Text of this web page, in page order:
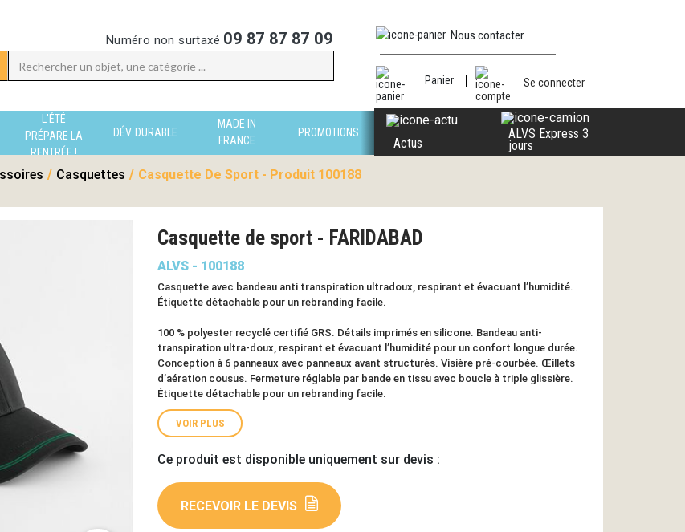
Numéro non surtaxé 09 87 87 87 09 Nous contacter
Panier Se connecter
L'ÉTÉ
PRÉPARE LA
RENTRÉE !
DÉV. DURABLE
MADE IN
FRANCE
PROMOTIONS
Actus
ALVS Express 3
jours
/ Casquettes / Casquette De Sport - Produit 100188
Casquette de sport - FARIDABAD
ALVS - 100188
Casquette avec bandeau anti transpiration ultradoux, respirant et évacuant l’humidité.
Étiquette détachable pour un rebranding facile.
100 % polyester recyclé certifié GRS. Détails imprimés en silicone. Bandeau anti-
transpiration ultra-doux, respirant et évacuant l’humidité pour un confort longue durée.
Conception à 6 panneaux avec panneaux avant structurés. Visière pré-courbée. Œillets
d’aération cousus. Fermeture réglable par bande en tissu avec boucle à triple glissière.
Étiquette détachable pour un rebranding facile.
VOIR PLUS
Ce produit est disponible uniquement sur devis :
RECEVOIR LE DEVIS